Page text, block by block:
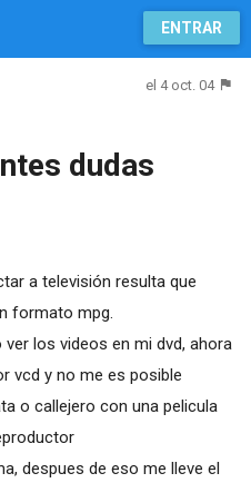
ENTRAR
el 4 oct. 04
dudas
a televisión resulta que
formato mpg.
los videos en mi dvd, ahora
vcd y no me es posible
o callejero con una pelicula
despues de eso me lleve el